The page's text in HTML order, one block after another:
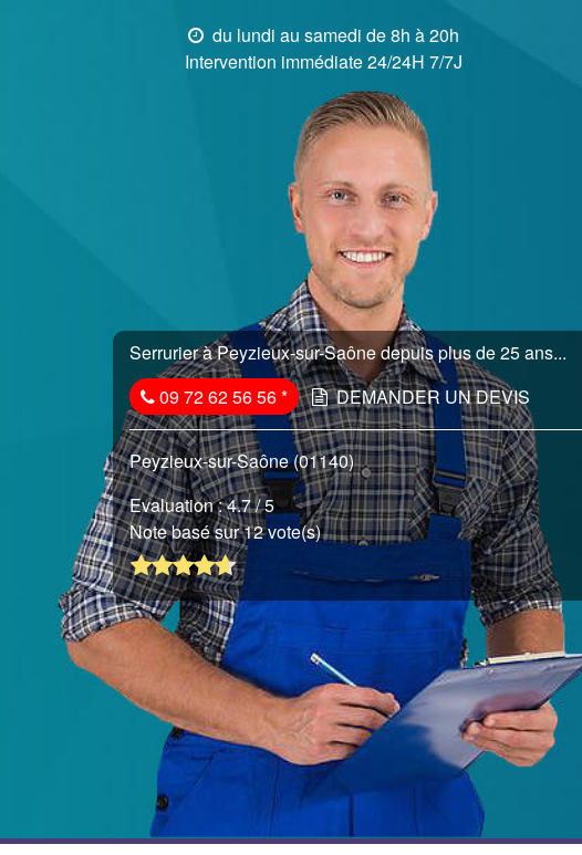
du lundi au samedi de 8h à 20h
Intervention immédiate 24/24H 7/7J
Serrurier à Peyzieux-sur-Saône depuis plus de 25 ans...
09 72 62 56 56* DEMANDER UN DEVIS
Peyzieux-sur-Saône (01140)
Evaluation :4.7/ 5
Note basé sur 12 vote(s)